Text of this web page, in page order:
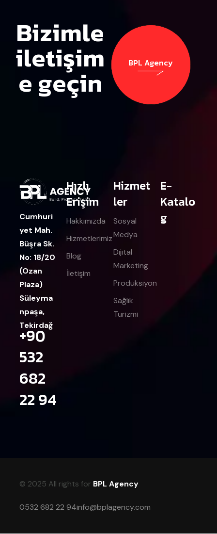
Bizimle
iletişim
e geçin
BPL Agency
Cumhuri
yet Mah.
Büşra Sk.
No: 18/20
(Ozan
Plaza)
Süleyma
npaşa,
Tekirdağ
+90
532
682
22 94
Hızlı
Erişim
Hakkımızda
Hizmetlerimiz
Blog
İletişim
Hizmet
ler
Sosyal
Medya
Dijital
Marketing
Prodüksiyon
Sağlık
Turizmi
E-
Katalo
g
© 2025 All rights for BPL Agency
0532 682 22 94info@bplagency.com